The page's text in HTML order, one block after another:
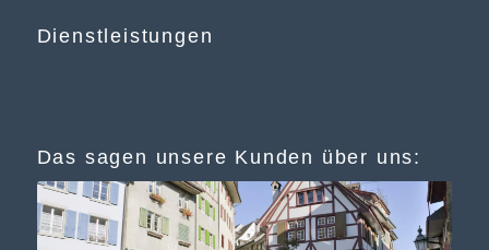
Dienstleistungen
Das sagen unsere Kunden über uns: